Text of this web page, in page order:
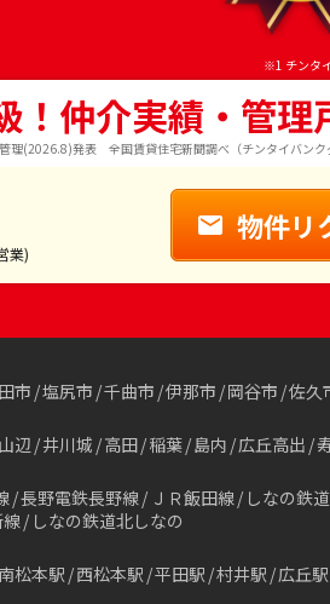
※1 チンタ
！仲介実績・管理
(2026.8)発表 全国賃貸住宅新聞調べ（チンタイバンク
業)
物件リ
市 塩尻市 千曲市 伊那市 岡谷市 佐久
辺 井川城 高田 稲葉 島内 広丘高出
長野電鉄長野線 ＪＲ飯田線 しなの鉄道
しなの鉄道北しなの
南松本駅 西松本駅 平田駅 村井駅 広丘駅